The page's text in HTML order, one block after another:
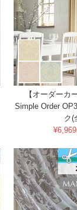
【オーダーカ
Simple Order
ク(